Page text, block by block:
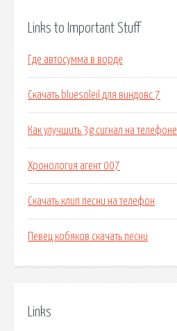
Links to Important Stuff
Где автосумма в ворде
Скачать bluesoleil для виндовс 7
Как улучшить 3g сигнал на телефоне
Хронология агент 007
Скачать клип песни на телефон
Певец кобяков скачать песни
Links